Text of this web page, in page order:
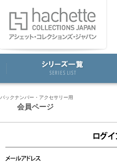
バックナンバー・アクセサリー用
会員ページ